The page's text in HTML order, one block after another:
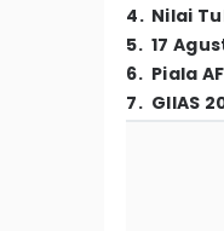
4. Nilai
5. 17
6. Piala
7. GIIAS